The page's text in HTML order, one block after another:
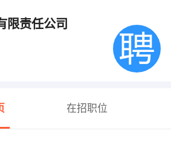
限责任公司
在招职位